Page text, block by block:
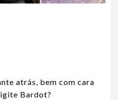
atrás, bem com cara
Bardot?